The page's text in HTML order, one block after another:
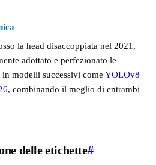
la head disaccoppiata nel 2021,
adottato e perfezionato le
modelli successivi come YOLOv8
, combinando il meglio di entrambi
delle etichette#